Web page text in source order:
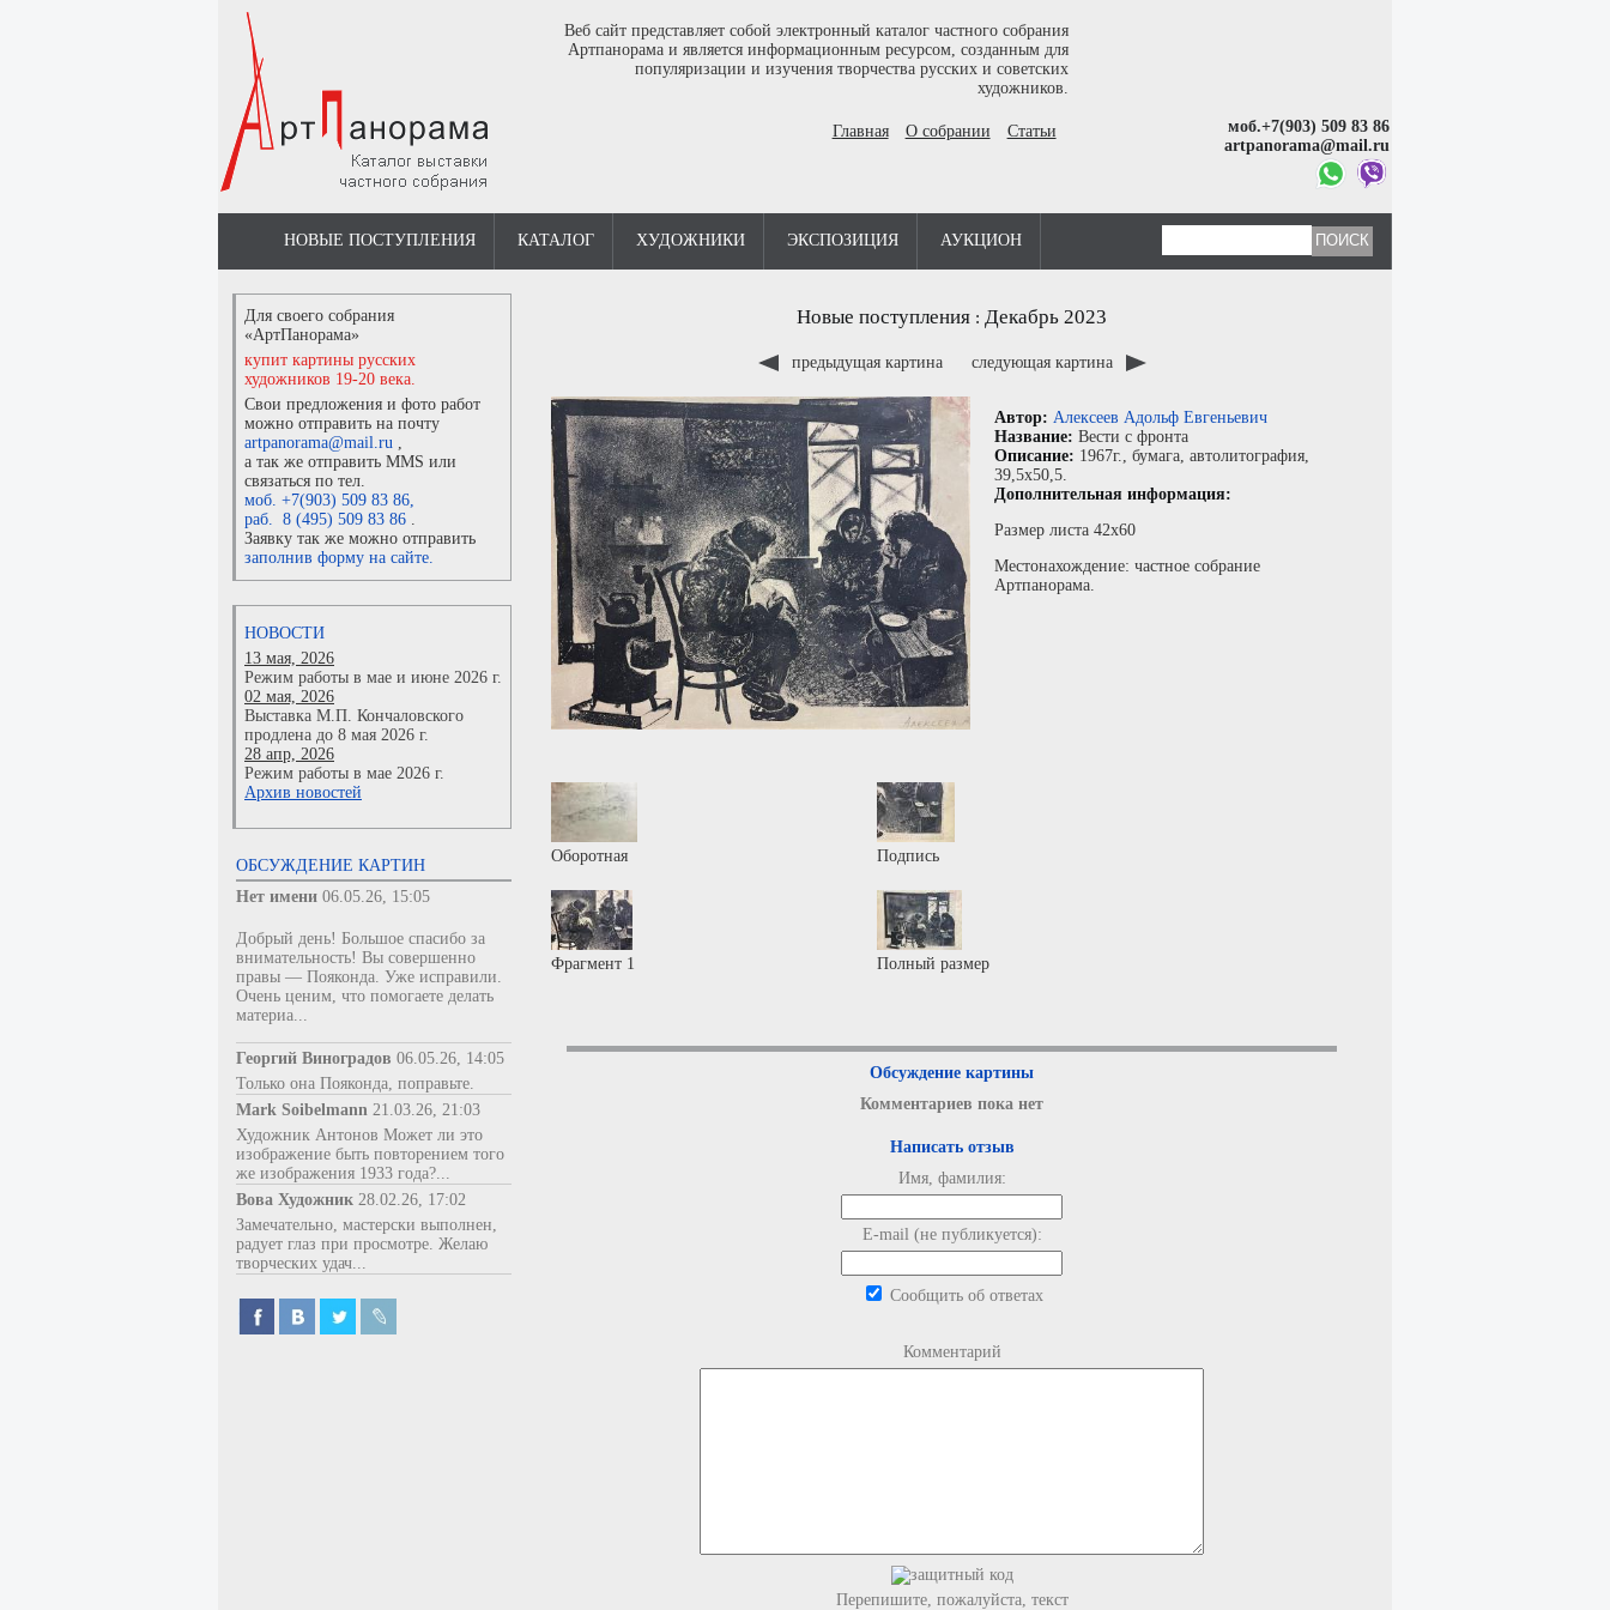
Веб сайт представляет собой электронный каталог частного собрания
Артпанорама и является информационным ресурсом, созданным для
популяризации и изучения творчества русских и советских
художников.
Главная О собрании Статьи
моб.+7(903) 509 83 86
artpanorama@mail.ru
НОВЫЕ ПОСТУПЛЕНИЯ КАТАЛОГ ХУДОЖНИКИ ЭКСПОЗИЦИЯ АУКЦИОН
Для своего собрания
«АртПанорама»
купит картины русских
художников 19-20 века.
Свои предложения и фото работ
можно отправить на почту
artpanorama@mail.ru ,
а так же отправить MMS или
связаться по тел.
моб. +7(903) 509 83 86,
раб. 8 (495) 509 83 86 .
Заявку так же можно отправить
заполнив форму на сайте.
НОВОСТИ
13 мая, 2026
Режим работы в мае и июне 2026 г.
02 мая, 2026
Выставка М.П. Кончаловского
продлена до 8 мая 2026 г.
28 апр, 2026
Режим работы в мае 2026 г.
Архив новостей
ОБСУЖДЕНИЕ КАРТИН
Нет имени 06.05.26, 15:05
Добрый день! Большое спасибо за
внимательность! Вы совершенно
правы — Пояконда. Уже исправили.
Очень ценим, что помогаете делать
материа...
Георгий Виноградов 06.05.26, 14:05
Только она Пояконда, поправьте.
Mark Soibelmann 21.03.26, 21:03
Художник Антонов Может ли это
изображение быть повторением того
же изображения 1933 года?...
Вова Художник 28.02.26, 17:02
Замечательно, мастерски выполнен,
радует глаз при просмотре. Желаю
творческих удач...
Новые поступления : Декабрь 2023
предыдущая картина следующая картина
Автор: Алексеев Адольф Евгеньевич
Название: Вести с фронта
Описание: 1967г., бумага, автолитография,
39,5x50,5.
Дополнительная информация:
Размер листа 42х60
Местонахождение: частное собрание
Артпанорама.
Оборотная Подпись
Фрагмент 1 Полный размер
Обсуждение картины
Комментариев пока нет
Написать отзыв
Имя, фамилия:
E-mail (не публикуется):
Сообщить об ответах
Комментарий
Перепишите, пожалуйста, текст